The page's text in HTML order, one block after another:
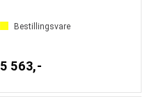
Bestillingsvare
5 563,-